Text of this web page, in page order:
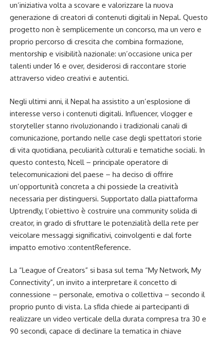
un’iniziativa volta a scovare e valorizzare la nuova
generazione di creatori di contenuti digitali in Nepal. Questo
progetto non è semplicemente un concorso, ma un vero e
proprio percorso di crescita che combina formazione,
mentorship e visibilità nazionale: un’occasione unica per
talenti under 16 e over, desiderosi di raccontare storie
attraverso video creativi e autentici.
Negli ultimi anni, il Nepal ha assistito a un’esplosione di
interesse verso i contenuti digitali. Influencer, vlogger e
storyteller stanno rivoluzionando i tradizionali canali di
comunicazione, portando nelle case degli spettatori storie
di vita quotidiana, peculiarità culturali e tematiche sociali. In
questo contesto, Ncell – principale operatore di
telecomunicazioni del paese – ha deciso di offrire
un’opportunità concreta a chi possiede la creatività
necessaria per distinguersi. Supportato dalla piattaforma
Uptrendly, l’obiettivo è costruire una community solida di
creator, in grado di sfruttare le potenzialità della rete per
veicolare messaggi significativi, coinvolgenti e dal forte
impatto emotivo :contentReference.
La “League of Creators” si basa sul tema “My Network, My
Connectivity”, un invito a interpretare il concetto di
connessione – personale, emotiva o collettiva – secondo il
proprio punto di vista. La sfida chiede ai partecipanti di
realizzare un video verticale della durata compresa tra 30 e
90 secondi, capace di declinare la tematica in chiave